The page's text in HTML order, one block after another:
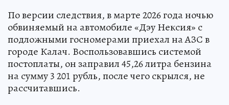
По версии следствия, в марте 2026 года ночью
обвиняемый на автомобиле «Дэу Нексия» с
подложными госномерами приехал на АЗС в
городе Калач. Воспользовавшись системой
постоплаты, он заправил 45,26 литра бензина
на сумму 3 201 рубль, после чего скрылся, не
рассчитавшись.